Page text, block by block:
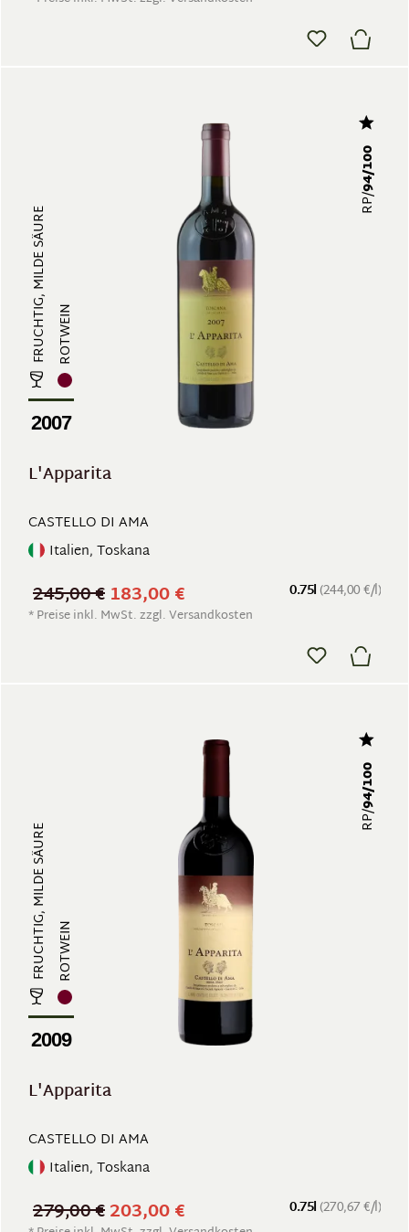
FRUCHTIG, MILDE SÄURE ROTWEIN
2007
RP/
94/100
L'Apparita
CASTELLO DI AMA
Italien, Toskana
0.75l (244,00 €/l)
183,00 €
245,00 €
* Preise inkl. MwSt. zzgl. Versandkosten
FRUCHTIG, MILDE SÄURE ROTWEIN
2009
RP/
94/100
L'Apparita
CASTELLO DI AMA
Italien, Toskana
0.75l (270,67 €/l)
203,00 €
279,00 €